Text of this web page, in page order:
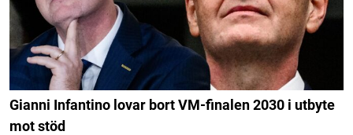
Gianni Infantino lovar bort VM-finalen 2030 i utbyte
mot stöd